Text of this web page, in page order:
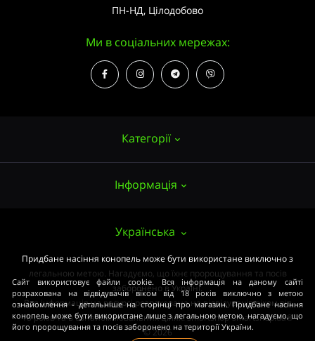
Категорії
Потужні сорти
Медичні сорти
Початківцям
ОПТОМ
Інформація
Публічний договір (ОФЕРТА)
Оплата та доставка
Умови угоди
Закон
ПН-НД, Цілодобово
Ми в соціальних мережах:
Українська
Придбане насіння конопель може бути використане виключно з
легальною метою. Нагадуємо, що їхнє пророщування та посів
заборонено в Україні.
Вся інформація на ресурсі розрахована на відвідувачів віком від
18 років та в ознайомлювальних цілях. smartshop-smartshop.ua®
© 2026
Сайт використовує файли cookie. Вся інформація на даному сайті
розрахована на відвідувачів віком від 18 років виключно з метою
ознайомлення - детальніше на сторінці про магазин. Придбане насіння
конопель може бути використане лише з легальною метою, нагадуємо, що
його пророщування та посів заборонено на території України.